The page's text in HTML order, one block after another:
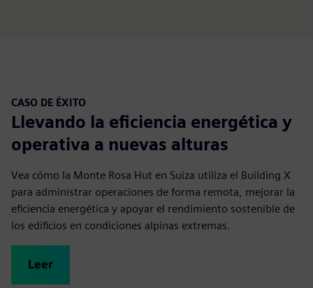
CASO DE ÉXITO
Llevando la eficiencia energética y
operativa a nuevas alturas
Vea cómo la Monte Rosa Hut en Suiza utiliza el Building X
para administrar operaciones de forma remota, mejorar la
eficiencia energética y apoyar el rendimiento sostenible de
los edificios en condiciones alpinas extremas.
Leer